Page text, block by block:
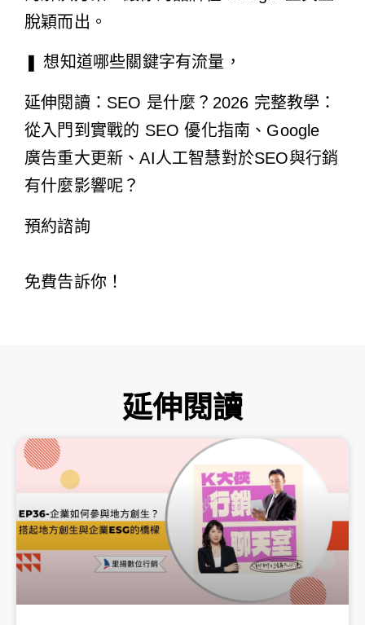
脫穎而出。
❚ 想知道哪些關鍵字有流量，
延伸閱讀： SEO 是什麼？2026 完整教學：
從入門到實戰的 SEO 優化指南 、Google
廣告重大更新、AI人工智慧對於SEO與行銷
有什麼影響呢？
預約諮詢
免費告訴你！
延伸閱讀
面
頁
面
頁
面